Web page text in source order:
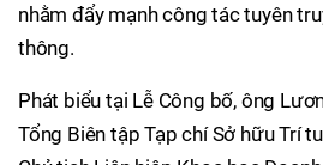
nhằm đẩy mạnh công tác tuyên
thông.
Phát biểu tại Lễ Công bố, ông
Tổng Biên tập Tạp chí Sở hữu Trí